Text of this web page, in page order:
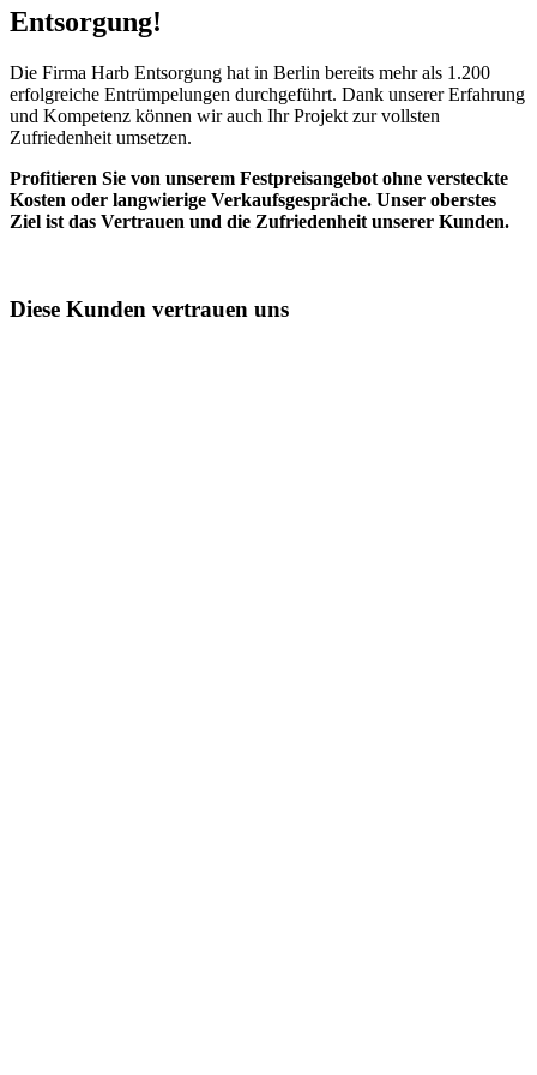
Entsorgung!​
Die Firma Harb Entsorgung hat in Berlin bereits mehr als 1.200
erfolgreiche Entrümpelungen durchgeführt. Dank unserer Erfahrung
und Kompetenz können wir auch Ihr Projekt zur vollsten
Zufriedenheit umsetzen.
Profitieren Sie von unserem Festpreisangebot ohne versteckte
Kosten oder langwierige Verkaufsgespräche. Unser oberstes
Ziel ist das Vertrauen und die Zufriedenheit unserer Kunden.
Diese Kunden vertrauen uns